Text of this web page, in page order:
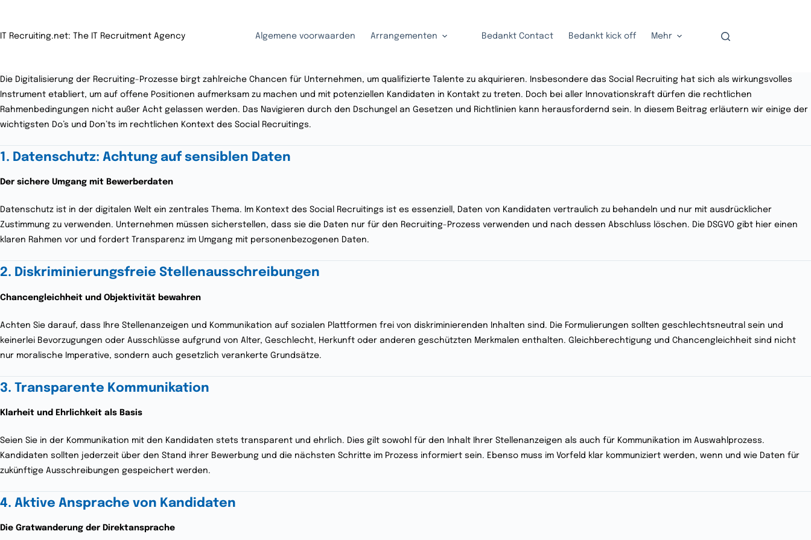
IT Recruiting.net: The IT Recruitment Agency Algemene voorwaarden Arrangementen Bedankt Contact Bedankt kick off Mehr
Die Digitalisierung der Recruiting-Prozesse birgt zahlreiche Chancen für Unternehmen, um qualifizierte Talente zu akquirieren. Insbesondere das Social Recruiting hat sich als wirkungsvolles
Instrument etabliert, um auf offene Positionen aufmerksam zu machen und mit potenziellen Kandidaten in Kontakt zu treten. Doch bei aller Innovationskraft dürfen die rechtlichen
Rahmenbedingungen nicht außer Acht gelassen werden. Das Navigieren durch den Dschungel an Gesetzen und Richtlinien kann herausfordernd sein. In diesem Beitrag erläutern wir einige der
wichtigsten Do’s und Don’ts im rechtlichen Kontext des Social Recruitings.
1. Datenschutz: Achtung auf sensiblen Daten
Der sichere Umgang mit Bewerberdaten
Datenschutz ist in der digitalen Welt ein zentrales Thema. Im Kontext des Social Recruitings ist es essenziell, Daten von Kandidaten vertraulich zu behandeln und nur mit ausdrücklicher
Zustimmung zu verwenden. Unternehmen müssen sicherstellen, dass sie die Daten nur für den Recruiting-Prozess verwenden und nach dessen Abschluss löschen. Die DSGVO gibt hier einen
klaren Rahmen vor und fordert Transparenz im Umgang mit personenbezogenen Daten.
2. Diskriminierungsfreie Stellenausschreibungen
Chancengleichheit und Objektivität bewahren
Achten Sie darauf, dass Ihre Stellenanzeigen und Kommunikation auf sozialen Plattformen frei von diskriminierenden Inhalten sind. Die Formulierungen sollten geschlechtsneutral sein und
keinerlei Bevorzugungen oder Ausschlüsse aufgrund von Alter, Geschlecht, Herkunft oder anderen geschützten Merkmalen enthalten. Gleichberechtigung und Chancengleichheit sind nicht
nur moralische Imperative, sondern auch gesetzlich verankerte Grundsätze.
3. Transparente Kommunikation
Klarheit und Ehrlichkeit als Basis
Seien Sie in der Kommunikation mit den Kandidaten stets transparent und ehrlich. Dies gilt sowohl für den Inhalt Ihrer Stellenanzeigen als auch für Kommunikation im Auswahlprozess.
Kandidaten sollten jederzeit über den Stand ihrer Bewerbung und die nächsten Schritte im Prozess informiert sein. Ebenso muss im Vorfeld klar kommuniziert werden, wenn und wie Daten für
zukünftige Ausschreibungen gespeichert werden.
4. Aktive Ansprache von Kandidaten
Die Gratwanderung der Direktansprache